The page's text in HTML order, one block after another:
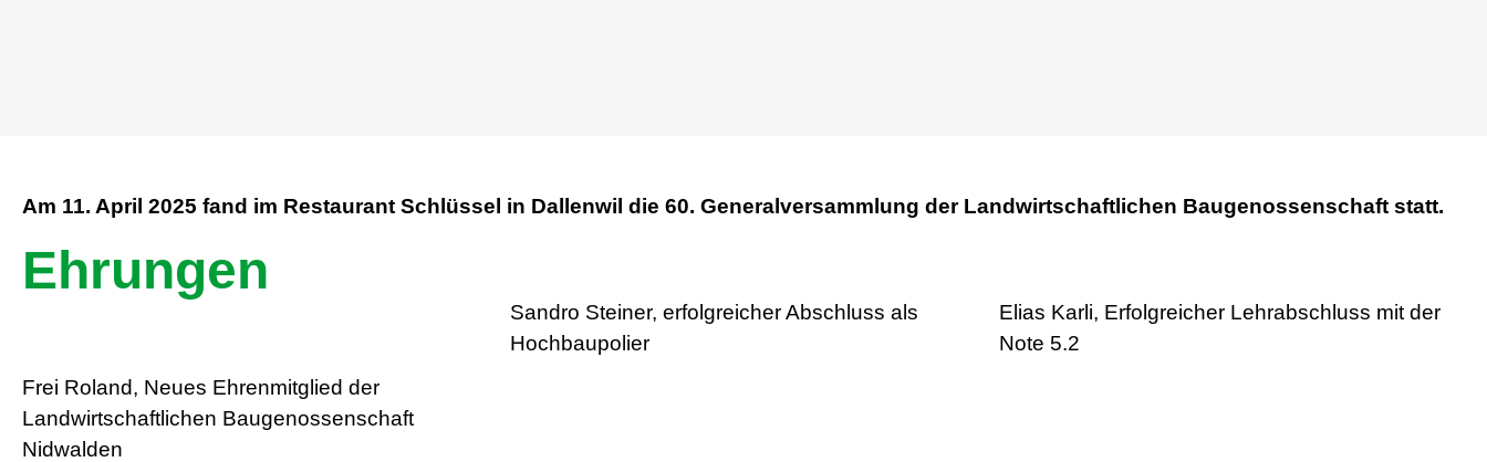
Am 11. April 2025 fand im Restaurant Schlüssel in Dallenwil die 60. Generalversammlung der Landwirtschaftlichen Baugenossenschaft statt.
Ehrungen
Frei Roland, Neues Ehrenmitglied der
Landwirtschaftlichen Baugenossenschaft
Nidwalden
Sandro Steiner, erfolgreicher Abschluss als
Hochbaupolier
Elias Karli, Erfolgreicher Lehrabschluss mit der
Note 5.2